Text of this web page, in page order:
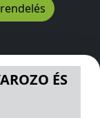
ÉS